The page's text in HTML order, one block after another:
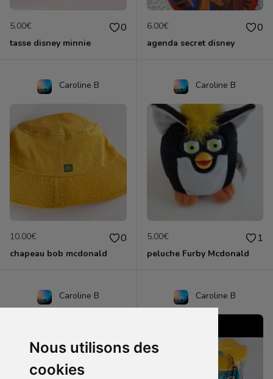
Nous utilisons des
cookies
5.00€ 0
tasse disney minnie
6.00€ 0
agenda secret disney
Caroline B
10.00€ 0
chapeau bob mcdonald
Caroline B
5.00€ 1
peluche Furby Mcdonald
Caroline B Caroline B